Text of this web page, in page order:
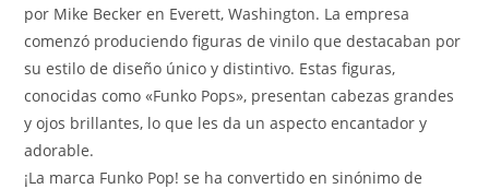
por Mike Becker en Everett, Washington. La empresa
comenzó produciendo figuras de vinilo que destacaban por
su estilo de diseño único y distintivo. Estas figuras,
conocidas como «Funko Pops», presentan cabezas grandes
y ojos brillantes, lo que les da un aspecto encantador y
adorable.
¡La marca Funko Pop! se ha convertido en sinónimo de